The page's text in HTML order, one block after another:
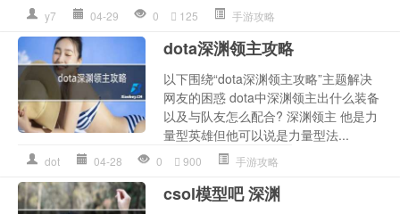
y7 04-29 0 125 手游攻略
dota深渊领主攻略
以下围绕“dota深渊领主攻略”主题解决
网友的困惑 dota中深渊领主出什么装备
以及与队友怎么配合? 深渊领主 他是力
量型英雄但他可以说是力量型法...
dot 04-28 0 900 手游攻略
csol模型吧 深渊